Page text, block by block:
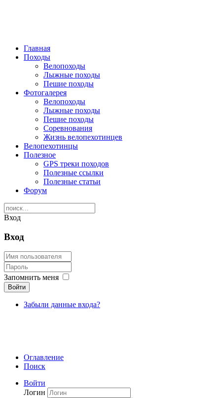
Главная
Походы
Велопоходы
Лыжные походы
Пешие походы
Фотогалерея
Велопоходы
Лыжные походы
Пешие походы
Соревнования
Жизнь велопехотинцев
Велопехотинцы
Полезное
GPS треки походов
Полезные ссылки
Полезные статьи
Форум
Вход
Вход
Запомнить меня
Войти
Забыли данные входа?
Оглавление
Поиск
Войти
Логин